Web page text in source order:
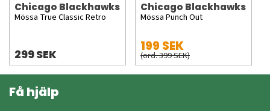
Chicago Blackhawks
Mössa True Classic Retro
299 SEK
Chicago Blackhawks
Mössa Punch Out
199 SEK
(ord. 399 SEK)
Få hjälp